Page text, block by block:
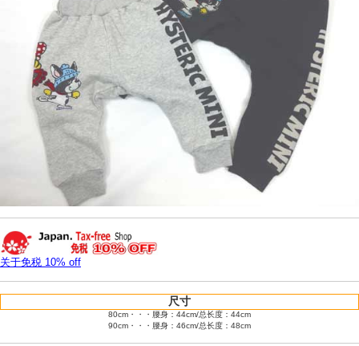
关于免税 10% off
尺寸
80cm・・・腰身：44cm/总长度：44cm
90cm・・・腰身：46cm/总长度：48cm